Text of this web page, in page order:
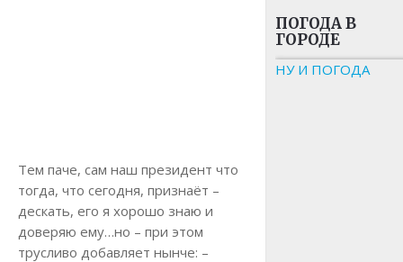
Тем паче, сам наш президент что
тогда, что сегодня, признаёт –
дескать, его я хорошо знаю и
доверяю ему…но – при этом
трусливо добавляет нынче: –
ПОГОДА В
ГОРОДЕ
НУ И ПОГОДА